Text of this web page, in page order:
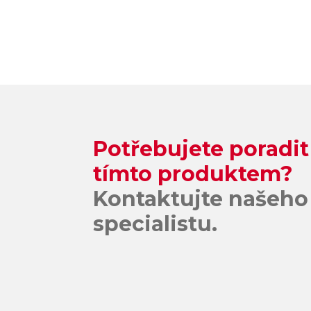
Potřebujete
tímto produktem?
Kontaktujte našeho
specialistu.